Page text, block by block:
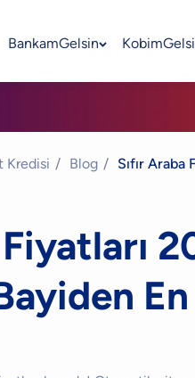
BankamGelsin
Kredisi / Blog / Sıfır Araba